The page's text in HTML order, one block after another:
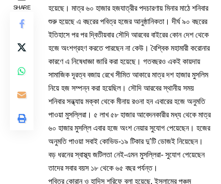
SHARE
হয়েছে। মাত্র ৬০ হাজার হজযাত্রীর পদচারণায় মিনার মাঠে শনিবার
শুরু হয়েছে এ বছরের পবিত্র হজের আনুষ্ঠানিকতা। দীর্ঘ ৯০ বছরের
ইতিহাসে পর পর দ্বিতীয়বার সৌদি আরবের বাইরের কোন দেশ থেকে
হজে অংশগ্রহণ করতে পারছেন না কেউ। বৈশ্বিক মহামারী করোনার
কারণে এ নিষেধাজ্ঞা জারি করা হয়েছে। গতবছরও একই কায়দায়
সামাজিক দূরত্ব বজায় রেখে সীমিত আকারে মাত্র দশ হাজার মুসলিম
নিয়ে হজ সম্পন্ন করা হয়েছিল। সৌদি আরবের স্থানীয় সময়
শনিবার সন্ধ্যায় মক্কা থেকে মীনায় রওনা হন এবারের হজে অনুমতি
পাওয়া মুসল্লিরা। ৫ লাখ ৫৮ হাজার আবেদনকারীর মধ্য থেকে মাত্র
৬০ হাজার মুসল্লি এবার হজে অংশ নেয়ার সুযোগ পেয়েছেন। হজের
অনুমতি পাওয়া সবাই কোভিড-১৯ টিকার দু’টি ডোজই নিয়েছেন।
বড় ধরনের স্বাস্থ্য জটিলতা নেই-এমন মুসল্লিরা- সুযোগ পেয়েছেন
তাদের সবার বয়স ১৮ থেকে ৬৫ বছর পর্যন্ত।
পবিত্র কোরান ও হাদিস শরিফে বলা হয়েছে, ইসলামের পঞ্চম